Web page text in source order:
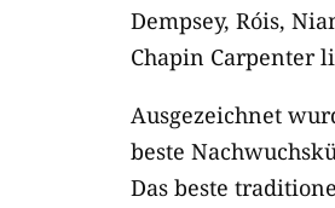
Dempsey, Róis,
Chapin Carpenter
Ausgezeichnet
beste
Das beste